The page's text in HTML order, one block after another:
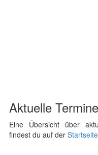
Aktuelle Termine
Eine Übersicht über
findest du auf der Startseite